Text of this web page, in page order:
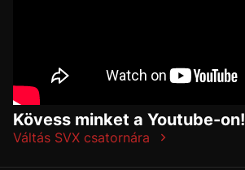
Kövess minket a Youtube-on!
Váltás SVX csatornára